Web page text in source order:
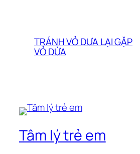
TRÁNH VỎ DƯA LẠI GẶP
VỎ DỪA
Tâm lý trẻ em